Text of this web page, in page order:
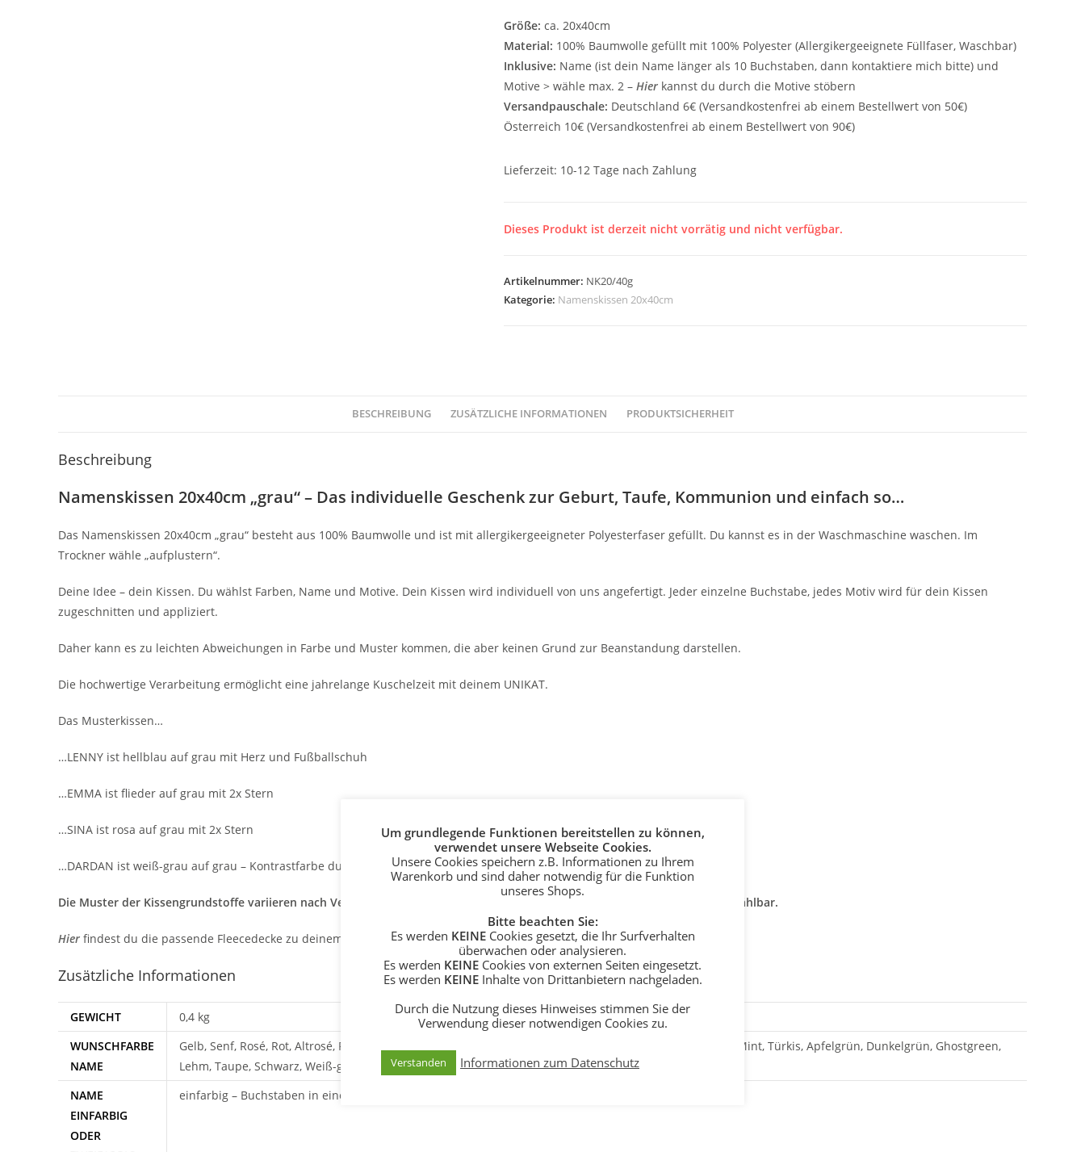
Größe: ca. 20x40cm
Material: 100% Baumwolle gefüllt mit 100% Polyester (Allergikergeeignete Füllfaser, Waschbar)
Inklusive: Name (ist dein Name länger als 10 Buchstaben, dann kontaktiere mich bitte) und
Motive > wähle max. 2 – Hier kannst du durch die Motive stöbern
Versandpauschale: Deutschland 6€ (Versandkostenfrei ab einem Bestellwert von 50€)
Österreich 10€ (Versandkostenfrei ab einem Bestellwert von 90€)
Lieferzeit: 10-12 Tage nach Zahlung
Dieses Produkt ist derzeit nicht vorrätig und nicht verfügbar.
Artikelnummer: NK20/40g
Kategorie: Namenskissen 20x40cm
BESCHREIBUNG ZUSÄTZLICHE INFORMATIONEN PRODUKTSICHERHEIT
Beschreibung
Namenskissen 20x40cm „grau“ – Das individuelle Geschenk zur Geburt, Taufe, Kommunion und einfach so…
Das Namenskissen 20x40cm „grau“ besteht aus 100% Baumwolle und ist mit allergikergeeigneter Polyesterfaser gefüllt. Du kannst es in der Waschmaschine waschen. Im
Trockner wähle „aufplustern“.
Deine Idee – dein Kissen. Du wählst Farben, Name und Motive. Dein Kissen wird individuell von uns angefertigt. Jeder einzelne Buchstabe, jedes Motiv wird für dein Kissen
zugeschnitten und appliziert.
Daher kann es zu leichten Abweichungen in Farbe und Muster kommen, die aber keinen Grund zur Beanstandung darstellen.
Die hochwertige Verarbeitung ermöglicht eine jahrelange Kuschelzeit mit deinem UNIKAT.
Das Musterkissen…
…LENNY ist hellblau auf grau mit Herz und Fußballschuh
…EMMA ist flieder auf grau mit 2x Stern
…SINA ist rosa auf grau mit 2x Stern
…DARDAN ist weiß-grau auf grau – Kontrastfarbe dunkelblau mit Hund und Stern
Die Muster der Kissengrundstoffe variieren nach Verfügbarkeit (Pünktchen/Punkte, Sternchen/Sterne) und sind nicht frei wählbar.
Hier findest du die passende Fleecedecke zu deinem Kissen.
Zusätzliche Informationen
GEWICHT
0,4 kg
WUNSCHFARBE
NAME
Gelb, Senf, Rosé, Rot, Altrosé, Rosa, Pink, Flieder, Dunkellila, Dunkelblau, Royalblau, Jeansblau, Hellblau, Mint, Türkis, Apfelgrün, Dunkelgrün, Ghostgreen,
Lehm, Taupe, Schwarz, Weiß-grau, Weiß-schwarz
NAME
EINFARBIG
ODER
einfarbig – Buchstaben in einem Farbton, zweifarbig – 1 Buchstabe in passender Kontrastfarbe
Um grundlegende Funktionen bereitstellen zu können,
verwendet unsere Webseite Cookies.
Unsere Cookies speichern z.B. Informationen zu Ihrem
Warenkorb und sind daher notwendig für die Funktion
unseres Shops.
Bitte beachten Sie:
Es werden KEINECookies gesetzt, die Ihr Surfverhalten
überwachen oder analysieren.
Es werden KEINE Cookies von externen Seiten eingesetzt.
Es werden KEINEInhalte von Drittanbietern nachgeladen.
Durch die Nutzung dieses Hinweises stimmen Sie der
Verwendung dieser notwendigen Cookies zu.
Verstanden Informationen zum Datenschutz